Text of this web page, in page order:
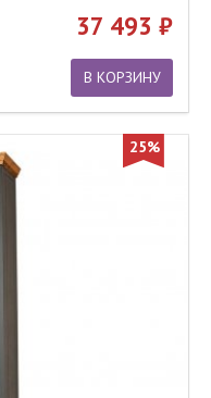
37 493
В КОРЗИНУ
25%